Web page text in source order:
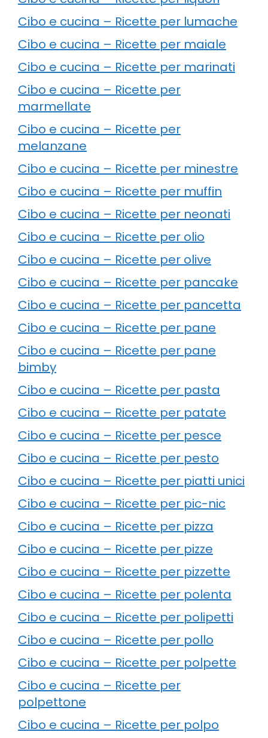
Cibo e cucina – Ricette per lumache
Cibo e cucina – Ricette per maiale
Cibo e cucina – Ricette per marinati
Cibo e cucina – Ricette per
marmellate
Cibo e cucina – Ricette per
melanzane
Cibo e cucina – Ricette per minestre
Cibo e cucina – Ricette per muffin
Cibo e cucina – Ricette per neonati
Cibo e cucina – Ricette per olio
Cibo e cucina – Ricette per olive
Cibo e cucina – Ricette per pancake
Cibo e cucina – Ricette per pancetta
Cibo e cucina – Ricette per pane
Cibo e cucina – Ricette per pane
bimby
Cibo e cucina – Ricette per pasta
Cibo e cucina – Ricette per patate
Cibo e cucina – Ricette per pesce
Cibo e cucina – Ricette per pesto
Cibo e cucina – Ricette per piatti unici
Cibo e cucina – Ricette per pic-nic
Cibo e cucina – Ricette per pizza
Cibo e cucina – Ricette per pizze
Cibo e cucina – Ricette per pizzette
Cibo e cucina – Ricette per polenta
Cibo e cucina – Ricette per polipetti
Cibo e cucina – Ricette per pollo
Cibo e cucina – Ricette per polpette
Cibo e cucina – Ricette per
polpettone
Cibo e cucina – Ricette per polpo